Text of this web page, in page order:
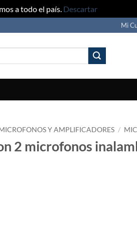
a todo el país. Descartar
Mi
Y AMPLIFICADORES /
2 microfonos